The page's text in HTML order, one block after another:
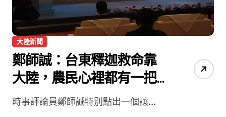
大陸新聞
鄭師誠：台東釋迦救命靠
大陸，農民心裡都有一把
尺時事評論員鄭師誠特別點出一個讓...